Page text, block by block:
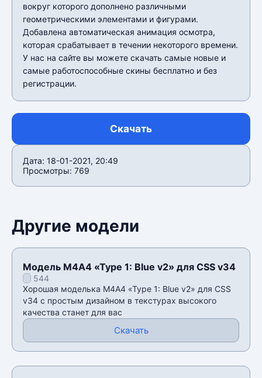
вокруг которого дополнено различными
геометрическими элементами и фигурами.
Добавлена автоматическая анимация осмотра,
которая срабатывает в течении некоторого времени.
У нас на сайте вы можете скачать самые новые и
самые работоспособные скины бесплатно и без
регистрации.
Скачать
Дата: 18-01-2021, 20:49
Просмотры: 769
Другие модели
Модель М4А4 «Type 1: Blue v2» для CSS v34
544
Хорошая моделька М4А4 «Type 1: Blue v2» для CSS
v34 с простым дизайном в текстурах высокого
качества станет для вас
Скачать